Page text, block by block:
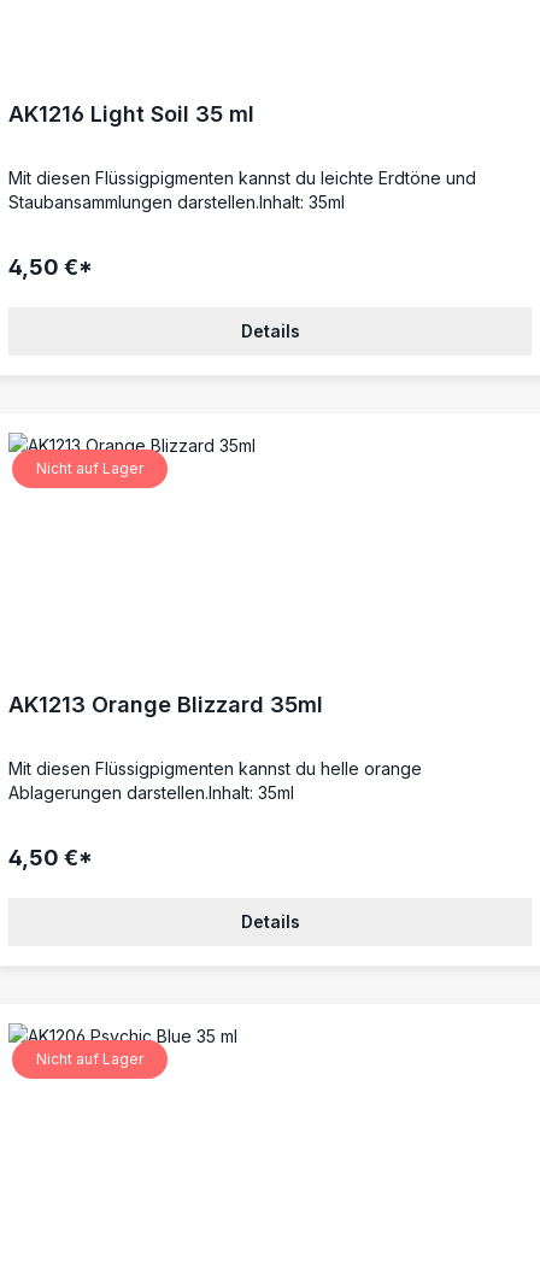
AK1216 Light Soil 35 ml
Mit diesen Flüssigpigmenten kannst du leichte Erdtöne und
Staubansammlungen darstellen.Inhalt: 35ml
4,50 €*
Details
Nicht auf Lager
AK1213 Orange Blizzard 35ml
Mit diesen Flüssigpigmenten kannst du helle orange
Ablagerungen darstellen.Inhalt: 35ml
4,50 €*
Details
Nicht auf Lager